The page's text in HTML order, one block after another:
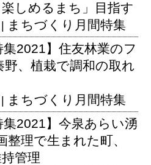
しめるまち」目指す
まちづくり月間特集
集2021】住友林業のフ
、植栽で調和の取れ
まちづくり月間特集
集2021】今泉あらい湧
整理で生まれた町、
管理